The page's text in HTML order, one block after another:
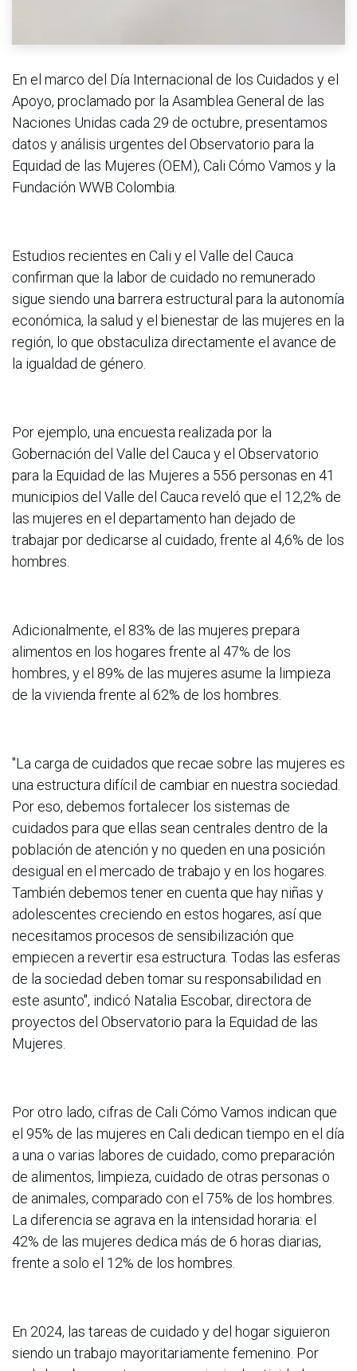
En el marco del Día Internacional de los Cuidados y el
Apoyo, proclamado por la Asamblea General de las
Naciones Unidas cada 29 de octubre, presentamos
datos y análisis urgentes del Observatorio para la
Equidad de las Mujeres (OEM), Cali Cómo Vamos y la
Fundación WWB Colombia.
Estudios recientes en Cali y el Valle del Cauca
confirman que la labor de cuidado no remunerado
sigue siendo una barrera estructural para la autonomía
económica, la salud y el bienestar de las mujeres en la
región, lo que obstaculiza directamente el avance de
la igualdad de género.
Por ejemplo, una encuesta realizada por la
Gobernación del Valle del Cauca y el Observatorio
para la Equidad de las Mujeres a 556 personas en 41
municipios del Valle del Cauca reveló que el 12,2% de
las mujeres en el departamento han dejado de
trabajar por dedicarse al cuidado, frente al 4,6% de los
hombres.
Adicionalmente, el 83% de las mujeres prepara
alimentos en los hogares frente al 47% de los
hombres, y el 89% de las mujeres asume la limpieza
de la vivienda frente al 62% de los hombres.
"La carga de cuidados que recae sobre las mujeres es
una estructura difícil de cambiar en nuestra sociedad.
Por eso, debemos fortalecer los sistemas de
cuidados para que ellas sean centrales dentro de la
población de atención y no queden en una posición
desigual en el mercado de trabajo y en los hogares.
También debemos tener en cuenta que hay niñas y
adolescentes creciendo en estos hogares, así que
necesitamos procesos de sensibilización que
empiecen a revertir esa estructura. Todas las esferas
de la sociedad deben tomar su responsabilidad en
este asunto", indicó Natalia Escobar, directora de
proyectos del Observatorio para la Equidad de las
Mujeres.
Por otro lado, cifras de Cali Cómo Vamos indican que
el 95% de las mujeres en Cali dedican tiempo en el día
a una o varias labores de cuidado, como preparación
de alimentos, limpieza, cuidado de otras personas o
de animales, comparado con el 75% de los hombres.
La diferencia se agrava en la intensidad horaria: el
42% de las mujeres dedica más de 6 horas diarias,
frente a solo el 12% de los hombres.
En 2024, las tareas de cuidado y del hogar siguieron
siendo un trabajo mayoritariamente femenino. Por